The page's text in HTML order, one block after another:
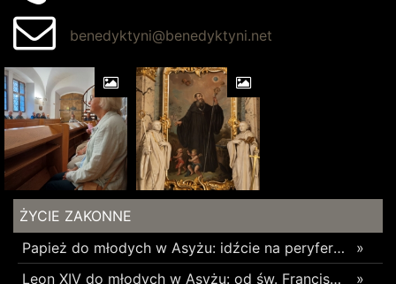
benedyktyni@benedyktyni.net
ŻYCIE ZAKONNE
»
Papież do młodych w Asyżu: idźcie na peryferie i budujcie cywilizację miłości
»
Leon XIV do młodych w Asyżu: od św. Franciszka uczcie się budowania pokoju i wspólnoty